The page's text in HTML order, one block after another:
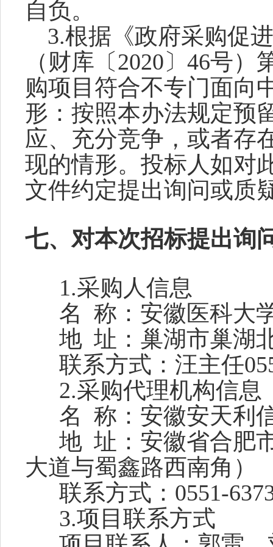
自负。
3.根据《政府采购促
（财库〔2020〕46号）
购项目符合不专门面向
形：按照本办法规定预
应、充分竞争，或者存
现的情形。投标人如对
文件约定提出询问或质
七、对本次招标提出询
1.采购人信息
名 称 ： 安徽医科大
地 址 ： 巢湖市巢湖
联系方式 ： 汪主任
2.采购代理机构信息
名 称 ：安徽安天利
地 址 ：安徽省合肥
大道与蜀鑫路西南角）
联系方式 ： 0551-
3.项目 联系方式